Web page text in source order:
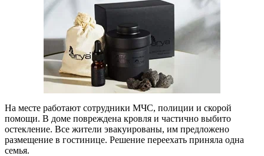
На месте работают сотрудники МЧС, полиции и скорой
помощи. В доме повреждена кровля и частично выбито
остекление. Все жители эвакуированы, им предложено
размещение в гостинице. Решение переехать приняла одна
семья.